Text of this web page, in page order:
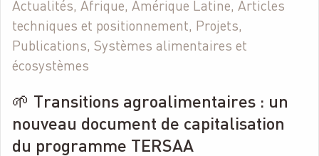
Actualités, Afrique, Amérique Latine, Articles
techniques et positionnement, Projets,
Publications, Systèmes alimentaires et
écosystèmes
🌱 Transitions agroalimentaires : un
nouveau document de capitalisation
du programme TERSAA